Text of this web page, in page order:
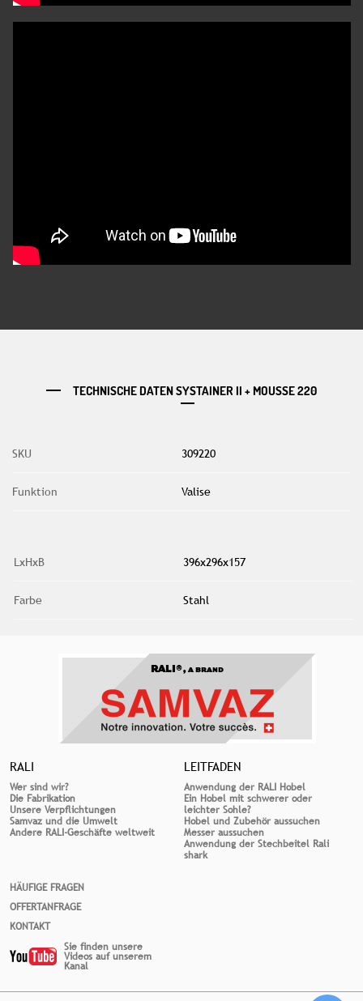
TECHNISCHE DATEN SYSTAINER II + MOUSSE 220
SKU 309220
Funktion Valise
LxHxB 396x296x157
Farbe Stahl
RALI®,A BRAND
RALI
Wer sind wir?
Die Fabrikation
Unsere Verpflichtungen
Samvaz und die Umwelt
Andere RALI-Geschäfte weltweit
LEITFADEN
Anwendung der RALI Hobel
Ein Hobel mit schwerer oder
leichter Sohle?
Hobel und Zubehör aussuchen
Messer aussuchen
Anwendung der Stechbeitel Rali
shark
HÄUFIGE FRAGEN
OFFERTANFRAGE
KONTAKT
Sie finden unsere
Videos auf unserem
Kanal